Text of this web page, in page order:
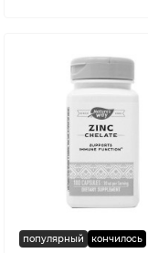
популярный кончилось